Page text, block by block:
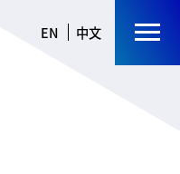
EN 中文